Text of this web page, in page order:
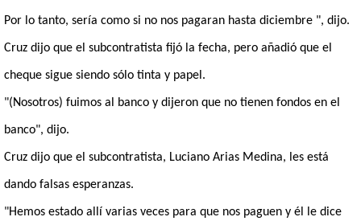
Por lo tanto, sería como si no nos pagaran hasta diciembre ", dijo.
Cruz dijo que el subcontratista fijó la fecha, pero añadió que el
cheque sigue siendo sólo tinta y papel.
"(Nosotros) fuimos al banco y dijeron que no tienen fondos en el
banco", dijo.
Cruz dijo que el subcontratista, Luciano Arias Medina, les está
dando falsas esperanzas.
"Hemos estado allí varias veces para que nos paguen y él le dice